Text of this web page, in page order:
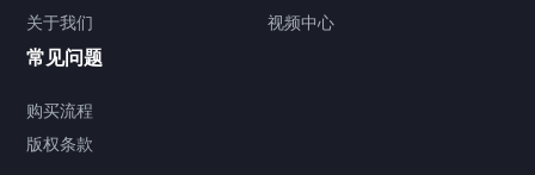
Chiller气体控温系统
关于我们
视频中心
常见问题
购买流程
版权条款